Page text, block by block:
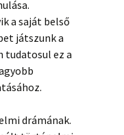
a saját belső
játszunk a
tudatosul ez a
drámának.